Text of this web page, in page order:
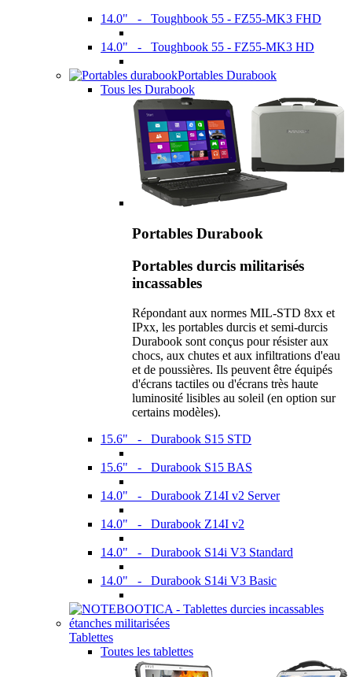
14.0" - Toughbook 55 - FZ55-MK3 FHD
14.0" - Toughbook 55 - FZ55-MK3 HD
Portables Durabook
Tous les Durabook
Portables Durabook
Portables durcis militarisés
incassables
Répondant aux normes MIL-STD 8xx et
IPxx, les portables durcis et semi-durcis
Durabook sont conçus pour résister aux
chocs, aux chutes et aux infiltrations d'eau
et de poussières. Ils peuvent être équipés
d'écrans tactiles ou d'écrans très haute
luminosité lisibles au soleil (en option sur
certains modèles).
15.6" - Durabook S15 STD
15.6" - Durabook S15 BAS
14.0" - Durabook Z14I v2 Server
14.0" - Durabook Z14I v2
14.0" - Durabook S14i V3 Standard
14.0" - Durabook S14i V3 Basic
Tablettes
Toutes les tablettes